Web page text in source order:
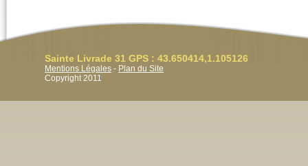
Sainte Livrade 31 GPS : 43.650414,1.105126
Mentions Légales - Plan du Site
Copyright 2011